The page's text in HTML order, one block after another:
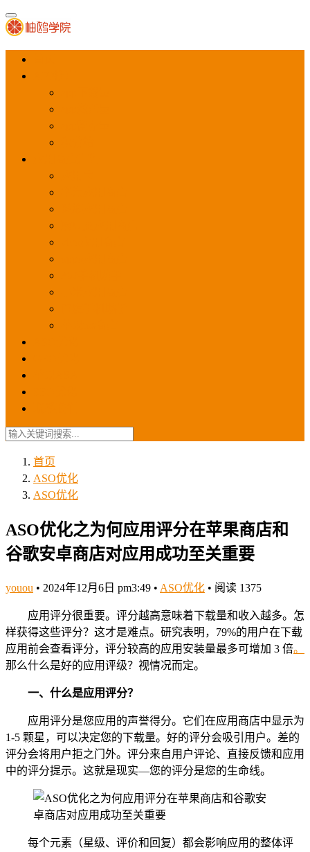
首页
ASO优化
ASO优化
ASO优化之为何应用评分在苹果商店和
谷歌安卓商店对应用成功至关重要
youou • 2024年12月6日 pm3:49 • ASO优化 • 阅读 1375
应用评分很重要。评分越高意味着下载量和收入越多。怎
样获得这些评分？这才是难点。研究表明，79%的用户在下载
应用前会查看评分，评分较高的应用安装量最多可增加 3 倍。
那么什么是好的应用评级？视情况而定。
一、 什么是应用评分？
应用评分是您应用的声誉得分。它们在应用商店中显示为
1-5 颗星，可以决定您的下载量。好的评分会吸引用户。差的
评分会将用户拒之门外。评分来自用户评论、直接反馈和应用
中的评分提示。这就是现实—您的评分是您的生命线。
每个元素（星级、评价和回复）都会影响应用的整体评